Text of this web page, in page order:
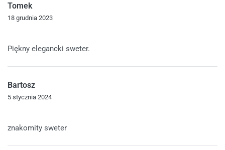
Tomek
18 grudnia 2023
Piękny elegancki sweter.
Bartosz
5 stycznia 2024
znakomity sweter